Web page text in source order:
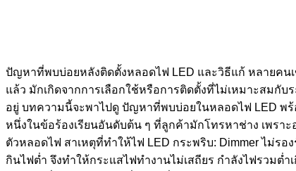
ปัญหาที่พบบ่อยหลังติดตั้งหลอดไฟ LED และวิธีแก้ หลายคน
แล้ว มักเกิดจากการเลือกใช้หรือการติดตั้งที่ไม่เหมาะสมกั
อยู่ บทความนี้จะพาไปดู ปัญหาที่พบบ่อยในหลอดไฟ LED พ
หนึ่งในข้อร้องเรียนอันดับต้น ๆ ที่ลูกค้ามักโทรหาช่าง เพรา
ตัวหลอดไฟ สาเหตุที่ทำให้ไฟ LED กระพริบ: Dimmer ไม่ร
กินไฟต่ำ จึงทำให้กระแสไฟทำงานไม่เสถียร กำลังไฟรวม